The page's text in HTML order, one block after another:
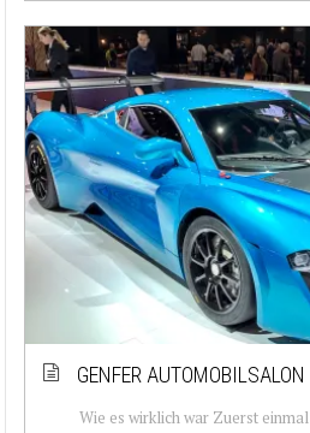
GENFER
Wie es wirklich war Zuerst